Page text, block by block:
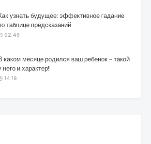
узнать будущее: эффективное гадание
таблице предсказаний
02:46
каком месяце родился ваш ребенок - такой
него и характер!
14:19